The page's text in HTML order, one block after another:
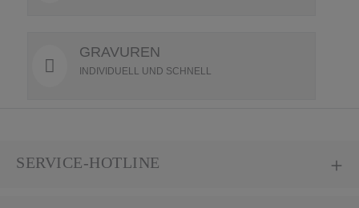
GRAVUREN
INDIVIDUELL UND SCHNELL
SERVICE-HOTLINE